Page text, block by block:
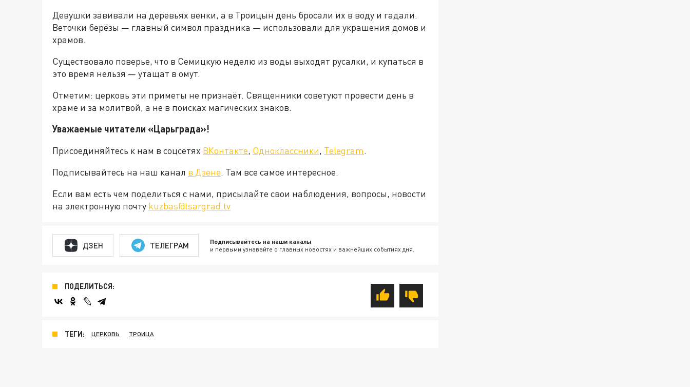
Девушки завивали на деревьях венки, а в Троицын день бросали их в воду и гадали.
Веточки берёзы — главный символ праздника — использовали для украшения домов и
храмов.
Существовало поверье, что в Семицкую неделю из воды выходят русалки, и купаться в
это время нельзя — утащат в омут.
Отметим: церковь эти приметы не признаёт. Священники советуют провести день в
храме и за молитвой, а не в поисках магических знаков.
Уважаемые читатели «Царьграда»!
Присоединяйтесь к нам в соцсетях ВКонтакте, Одноклассники, Telegram.
Подписывайтесь на наш канал в Дзене. Там все самое интересное.
Если вам есть чем поделиться с нами, присылайте свои наблюдения, вопросы, новости
на электронную почту kuzbas@tsargrad.tv
ДЗЕН ТЕЛЕГРАМ Подписывайтесь на наши каналы
и первыми узнавайте о главных новостях и важнейших событиях дня.
ПОДЕЛИТЬСЯ:
ТЕГИ: ЦЕРКОВЬ ТРОИЦА